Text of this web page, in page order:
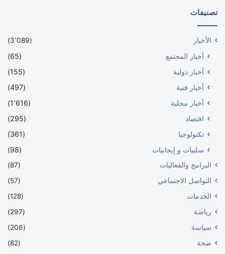
تصنيفات
الأخبار (3٬089)
أخبار المجتمع
(65)
أخبار دولية
(155)
أخبار فنية
(497)
أخبار محلية
(1٬616)
اقتصاد
(295)
تكنولوجيا
(361)
سلبيات و إيجابيات
(98)
البرامج والفعاليات
(87)
التواصل الاجتماعي
(57)
الخدمات
(128)
رياضة
(297)
سياسة
(206)
صحة
(82)